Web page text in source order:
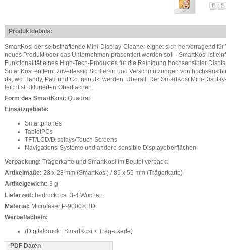
Produktdetails:
SmartKosi der selbsthaftende Mini-Display-Cleaner eignet sich hervorragend
neues Produkt oder das Unternehmen präsentiert werden soll - SmartKosi ist
Funktionalität eines High-Tech-Produktes für die Reinigung hochsensibler
SmartKosi entfernt zuverlässig Schlieren und Verschmutzungen von
da, wo Handy, Pad und Co. genutzt werden. Überall. Der SmartKosi Mini-
leicht strukturierten Oberflächen.
Form des SmartKosi: Quadrat
Einsatzgebiete:
Smartphones
TabletPCs
TFT/LCD/Displays/Touch Screens
Navigations-Systeme und andere sensible Displayoberflächen
Verpackung: Trägerkarte und SmartKosi im Beutel verpackt
Artikelmaße: 28 x 28 mm (SmartKosi) / 85 x 55 mm (Trägerkarte)
Artikelgewicht: 3 g
Lieferzeit: bedruckt ca. 3-4 Wochen
Material: Microfaser P-9000®HD
Werbefläche/n:
(Digitaldruck | SmartKosi + Trägerkarte)
PDF Daten